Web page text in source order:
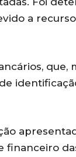
a
que,
financeiro